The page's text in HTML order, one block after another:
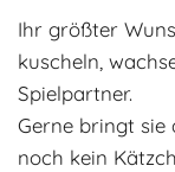
Zuhause
Zuhause
Kontakt
Kontaktformular
Blog
Ihr größter
kuscheln,
Spielpartner.
Gerne bringt sie
noch kein